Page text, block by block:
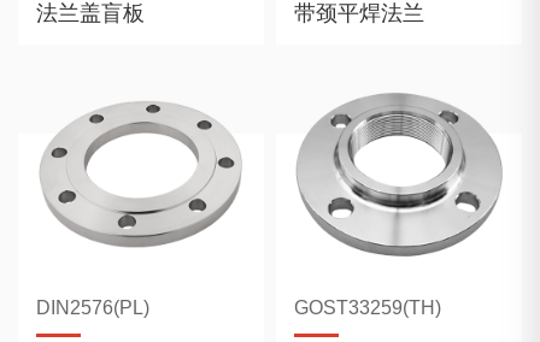
法兰盖盲板 带颈平焊法兰
DIN2576(PL) GOST33259(TH)